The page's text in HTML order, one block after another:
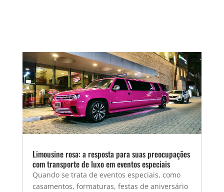
Limousine rosa: a resposta para suas preocupações
com transporte de luxo em eventos especiais
Quando se trata de eventos especiais, como
casamentos, formaturas, festas de aniversário